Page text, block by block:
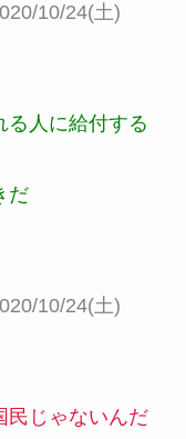
10/24(土)
る人に給付する
だ
10/24(土)
民じゃないんだ